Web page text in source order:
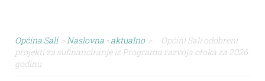
Općina Sali > Naslovna - aktualno >
Općini Sali odobreni
projekti za sufinanciranje iz Programa razvoja otoka za 2026.
godinu